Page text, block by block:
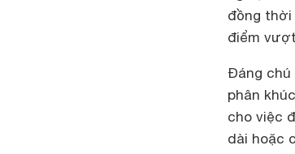
đồng thời
điểm
Đáng chú
phân
cho việc
dài hoặc